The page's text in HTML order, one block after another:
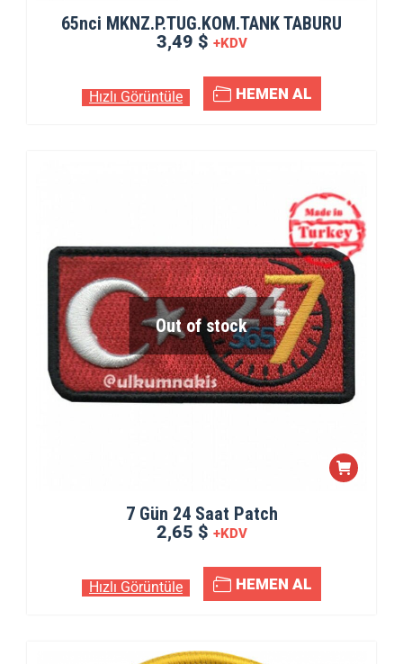
65nci MKNZ.P.TUG.KOM.TANK TABURU
3,49 $ +KDV
Hızlı Görüntüle HEMEN AL
Out of stock
7 Gün 24 Saat Patch
2,65 $ +KDV
Hızlı Görüntüle HEMEN AL